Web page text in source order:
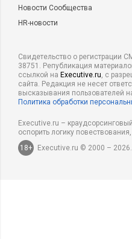
Новости Сообщества
HR-новости
Свидетельство о регистрации
38751. Републикация
ссылкой на Executive.ru, с
сайта. Редакция не несет
высказывания пользователей
Политика обработки
Executive.ru –
оспорить логику
18+
Executive.ru © 2000 – 2026.